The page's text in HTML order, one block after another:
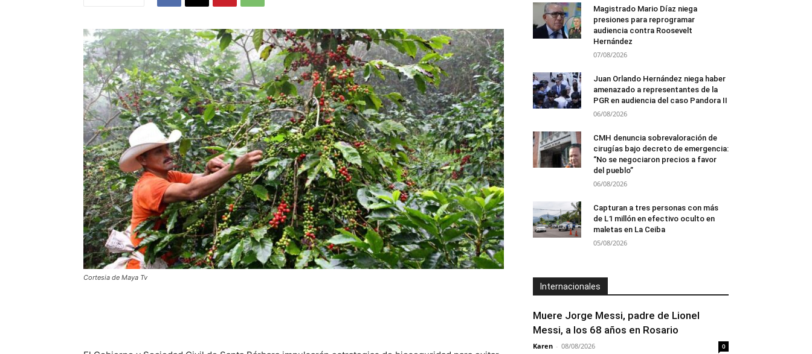
Cortesia de Maya Tv
Magistrado Mario Díaz niega
presiones para reprogramar
audiencia contra Roosevelt
Hernández
07/08/2026
Juan Orlando Hernández niega haber
amenazado a representantes de la
PGR en audiencia del caso Pandora II
06/08/2026
CMH denuncia sobrevaloración de
cirugías bajo decreto de emergencia:
“No se negociaron precios a favor
del pueblo”
06/08/2026
Capturan a tres personas con más
de L1 millón en efectivo oculto en
maletas en La Ceiba
05/08/2026
Internacionales
Muere Jorge Messi, padre de Lionel
Messi, a los 68 años en Rosario
Karen - 08/08/2026 0